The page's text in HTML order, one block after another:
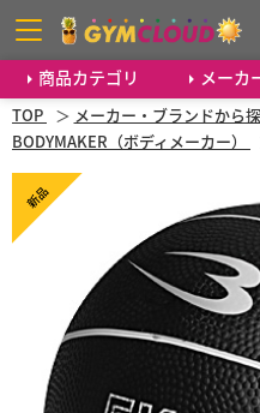
商品カテゴリ メーカ
TOP
メーカー・ブランドから
BODYMAKER（ボディメーカー）
新品